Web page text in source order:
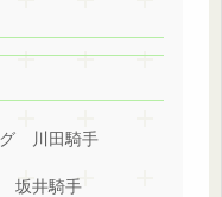
川田騎手
坂井騎手